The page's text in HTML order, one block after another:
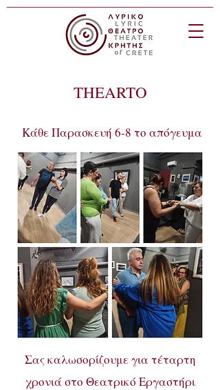
THEARTO
Κάθε Παρασκευή 6-8 το απόγευμα
Σας καλωσορίζουμε για τέταρτη
χρονιά στο Θεατρικό Εργαστήρι